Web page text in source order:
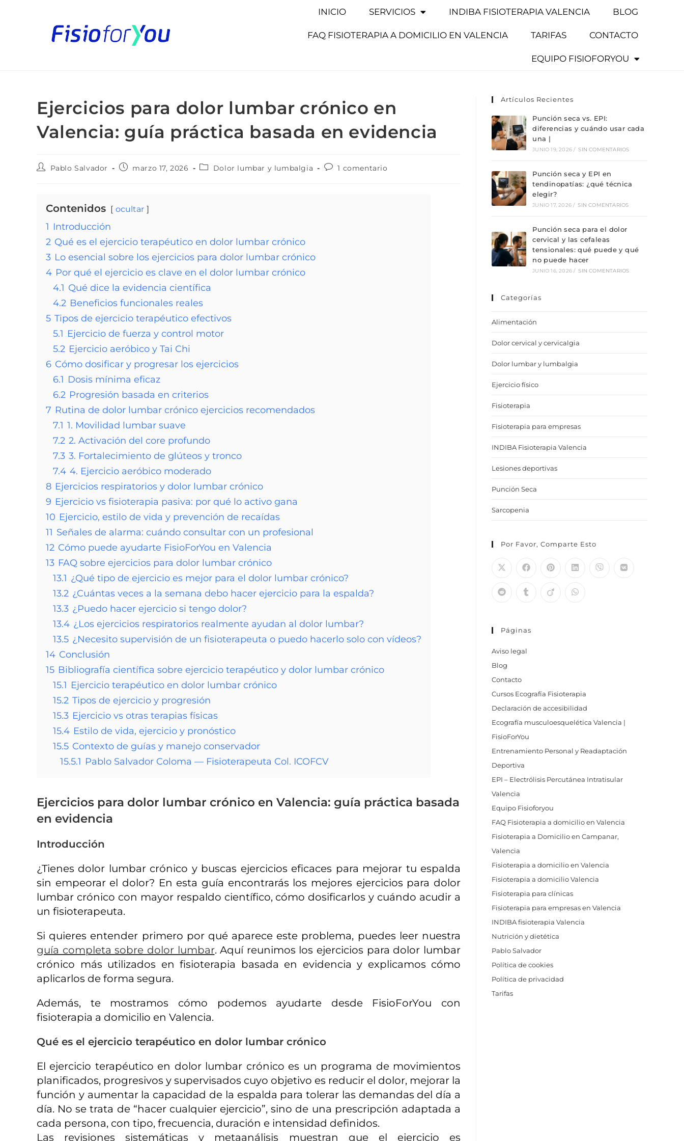
INICIO SERVICIOS INDIBA FISIOTERAPIA VALENCIA BLOG
FAQ FISIOTERAPIA A DOMICILIO EN VALENCIA TARIFAS CONTACTO
EQUIPO FISIOFORYOU
Ejercicios para dolor lumbar crónico en
Valencia: guía práctica basada en evidencia
Pablo Salvador marzo 17, 2026 Dolor lumbar y lumbalgia 1 comentario
Contenidos ocultar
1 Introducción
2 Qué es el ejercicio terapéutico en dolor lumbar crónico
3 Lo esencial sobre los ejercicios para dolor lumbar crónico
4 Por qué el ejercicio es clave en el dolor lumbar crónico
4.1 Qué dice la evidencia científica
4.2 Beneficios funcionales reales
5 Tipos de ejercicio terapéutico efectivos
5.1 Ejercicio de fuerza y control motor
5.2 Ejercicio aeróbico y Tai Chi
6 Cómo dosificar y progresar los ejercicios
6.1 Dosis mínima eficaz
6.2 Progresión basada en criterios
7 Rutina de dolor lumbar crónico ejercicios recomendados
7.1 1. Movilidad lumbar suave
7.2 2. Activación del core profundo
7.3 3. Fortalecimiento de glúteos y tronco
7.4 4. Ejercicio aeróbico moderado
8 Ejercicios respiratorios y dolor lumbar crónico
9 Ejercicio vs fisioterapia pasiva: por qué lo activo gana
10 Ejercicio, estilo de vida y prevención de recaídas
11 Señales de alarma: cuándo consultar con un profesional
12 Cómo puede ayudarte FisioForYou en Valencia
13 FAQ sobre ejercicios para dolor lumbar crónico
13.1 ¿Qué tipo de ejercicio es mejor para el dolor lumbar crónico?
13.2 ¿Cuántas veces a la semana debo hacer ejercicio para la espalda?
13.3 ¿Puedo hacer ejercicio si tengo dolor?
13.4 ¿Los ejercicios respiratorios realmente ayudan al dolor lumbar?
13.5 ¿Necesito supervisión de un fisioterapeuta o puedo hacerlo solo con vídeos?
14 Conclusión
15 Bibliografía científica sobre ejercicio terapéutico y dolor lumbar crónico
15.1 Ejercicio terapéutico en dolor lumbar crónico
15.2 Tipos de ejercicio y progresión
15.3 Ejercicio vs otras terapias físicas
15.4 Estilo de vida, ejercicio y pronóstico
15.5 Contexto de guías y manejo conservador
15.5.1 Pablo Salvador Coloma — Fisioterapeuta Col. ICOFCV
Ejercicios para dolor lumbar crónico en Valencia: guía práctica basada
en evidencia
Introducción
¿Tienes dolor lumbar crónico y buscas ejercicios eficaces para mejorar tu espalda
sin empeorar el dolor? En esta guía encontrarás los mejores ejercicios para dolor
lumbar crónico con mayor respaldo científico, cómo dosificarlos y cuándo acudir a
un fisioterapeuta.
Si quieres entender primero por qué aparece este problema, puedes leer nuestra
guía completa sobre dolor lumbar. Aquí reunimos los ejercicios para dolor lumbar
crónico más utilizados en fisioterapia basada en evidencia y explicamos cómo
aplicarlos de forma segura.
Además, te mostramos cómo podemos ayudarte desde FisioForYou con
fisioterapia a domicilio en Valencia.
Qué es el ejercicio terapéutico en dolor lumbar crónico
El ejercicio terapéutico en dolor lumbar crónico es un programa de movimientos
planificados, progresivos y supervisados cuyo objetivo es reducir el dolor, mejorar la
función y aumentar la capacidad de la espalda para tolerar las demandas del día a
día. No se trata de “hacer cualquier ejercicio”, sino de una prescripción adaptada a
cada persona, con tipo, frecuencia, duración e intensidad definidos.
Las revisiones sistemáticas y metaanálisis muestran que el ejercicio es
Artículos Recientes
Punción seca vs. EPI:
diferencias y cuándo usar cada
una |
JUNIO 19, 2026 / SIN COMENTARIOS
Punción seca y EPI en
tendinopatías: ¿qué técnica
elegir?
JUNIO 17, 2026 / SIN COMENTARIOS
Punción seca para el dolor
cervical y las cefaleas
tensionales: qué puede y qué
no puede hacer
JUNIO 16, 2026 / SIN COMENTARIOS
Categorías
Alimentación
Dolor cervical y cervicalgia
Dolor lumbar y lumbalgia
Ejercicio físico
Fisioterapia
Fisioterapia para empresas
INDIBA Fisioterapia Valencia
Lesiones deportivas
Punción Seca
Sarcopenia
Por Favor, Comparte Esto
Páginas
Aviso legal
Blog
Contacto
Cursos Ecografía Fisioterapia
Declaración de accesibilidad
Ecografía musculoesquelética Valencia |
FisioForYou
Entrenamiento Personal y Readaptación
Deportiva
EPI – Electrólisis Percutánea Intratisular
Valencia
Equipo Fisioforyou
FAQ Fisioterapia a domicilio en Valencia
Fisioterapia a Domicilio en Campanar,
Valencia
Fisioterapia a domicilio en Valencia
Fisioterapia a domicilio Valencia
Fisioterapia para clínicas
Fisioterapia para empresas en Valencia
INDIBA fisioterapia Valencia
Nutrición y dietética
Pablo Salvador
Política de cookies
Política de privacidad
Tarifas